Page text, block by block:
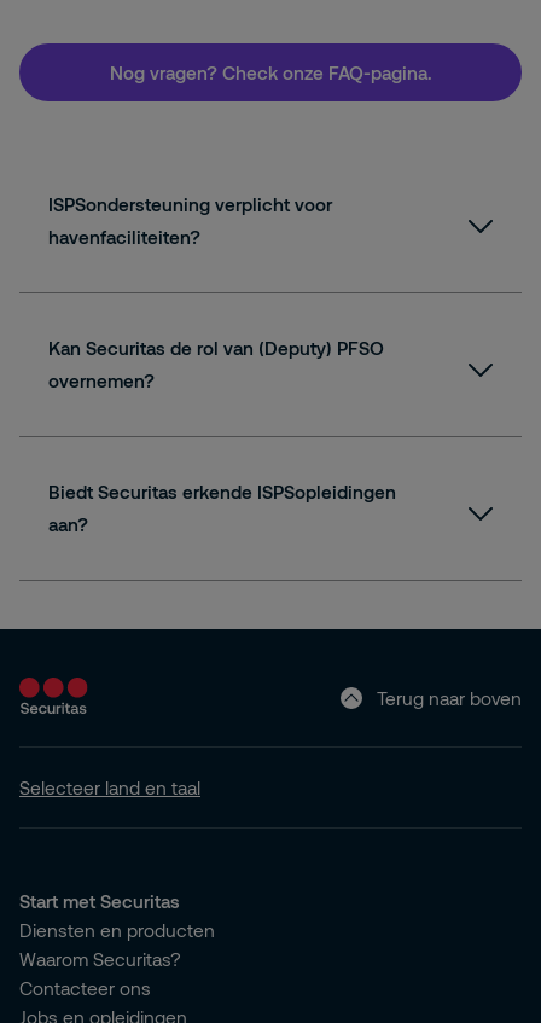
Nog vragen? Check onze FAQ-pagina.
ISPSondersteuning verplicht voor
havenfaciliteiten?
Kan Securitas de rol van (Deputy) PFSO
overnemen?
Biedt Securitas erkende ISPSopleidingen
aan?
Terug naar boven
Selecteer land en taal
Start met Securitas
Diensten en producten
Waarom Securitas?
Contacteer ons
Jobs en opleidingen